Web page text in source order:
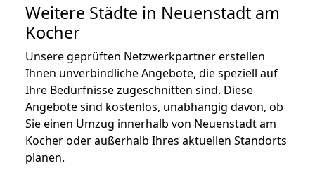
Weitere Städte in Neuenstadt am
Kocher
Unsere geprüften Netzwerkpartner erstellen
Ihnen unverbindliche Angebote, die speziell auf
Ihre Bedürfnisse zugeschnitten sind. Diese
Angebote sind kostenlos, unabhängig davon, ob
Sie einen Umzug innerhalb von Neuenstadt am
Kocher oder außerhalb Ihres aktuellen Standorts
planen.